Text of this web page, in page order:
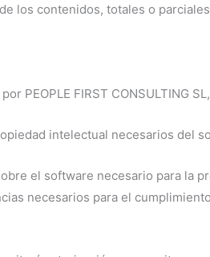
los contenidos, totales o
PEOPLE FIRST CONSULTING
intelectual necesarios del
el software necesario para la
necesarios para el